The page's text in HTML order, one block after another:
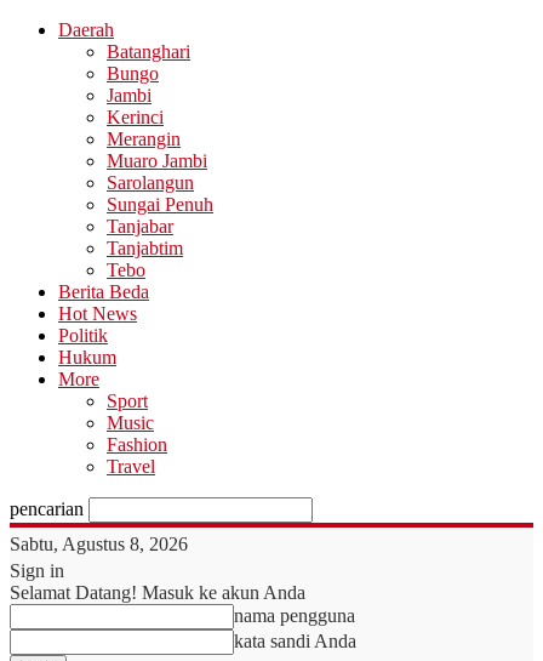
Daerah
Batanghari
Bungo
Jambi
Kerinci
Merangin
Muaro Jambi
Sarolangun
Sungai Penuh
Tanjabar
Tanjabtim
Tebo
Berita Beda
Hot News
Politik
Hukum
More
Sport
Music
Fashion
Travel
pencarian
Sabtu, Agustus 8, 2026
Sign in
Selamat Datang! Masuk ke akun Anda
nama pengguna
kata sandi Anda